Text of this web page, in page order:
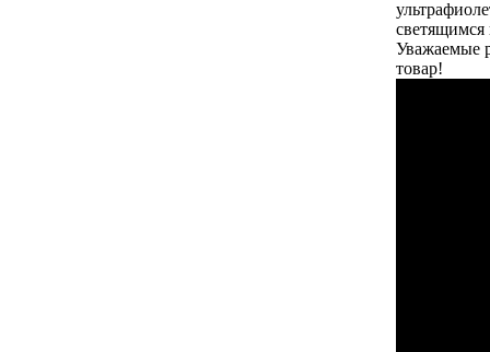
светящимся
Уважаемые
товар!